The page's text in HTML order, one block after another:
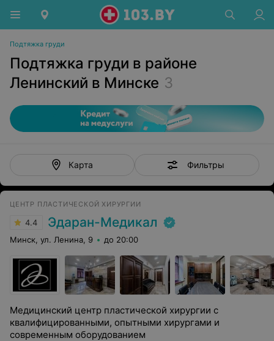
Подтяжка груди
Подтяжка груди в районе
Ленинский в Минске 3
Карта Фильтры
ЦЕНТР ПЛАСТИЧЕСКОЙ ХИРУРГИИ
4.4 Эдаран-Медикал
Минск, ул. Ленина, 9 до 20:00
Медицинский центр пластической хирургии с
квалифицированными, опытными хирургами и
современным оборудованием